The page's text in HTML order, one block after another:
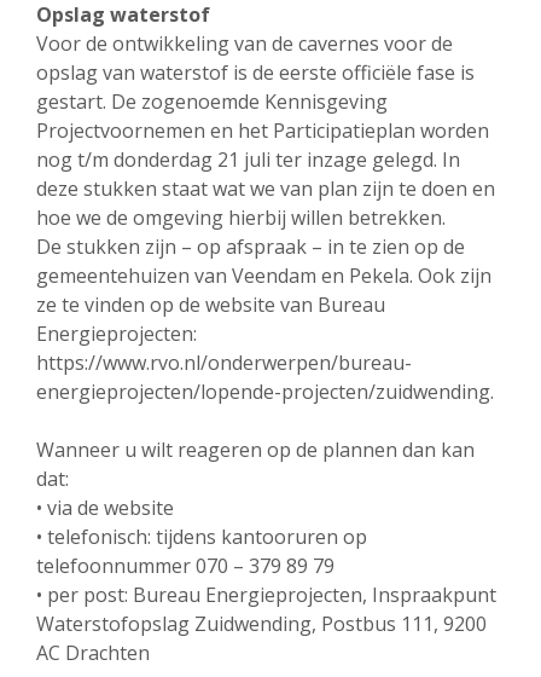
Opslag waterstof
Voor de ontwikkeling van de cavernes voor de
opslag van waterstof is de eerste officiële fase is
gestart. De zogenoemde Kennisgeving
Projectvoornemen en het Participatieplan worden
nog t/m donderdag 21 juli ter inzage gelegd. In
deze stukken staat wat we van plan zijn te doen en
hoe we de omgeving hierbij willen betrekken.
De stukken zijn – op afspraak – in te zien op de
gemeentehuizen van Veendam en Pekela. Ook zijn
ze te vinden op de website van Bureau
Energieprojecten:
https://www.rvo.nl/onderwerpen/bureau-
energieprojecten/lopende-projecten/zuidwending.
Wanneer u wilt reageren op de plannen dan kan
dat:
• via de website
• telefonisch: tijdens kantooruren op
telefoonnummer 070 – 379 89 79
• per post: Bureau Energieprojecten, Inspraakpunt
Waterstofopslag Zuidwending, Postbus 111, 9200
AC Drachten